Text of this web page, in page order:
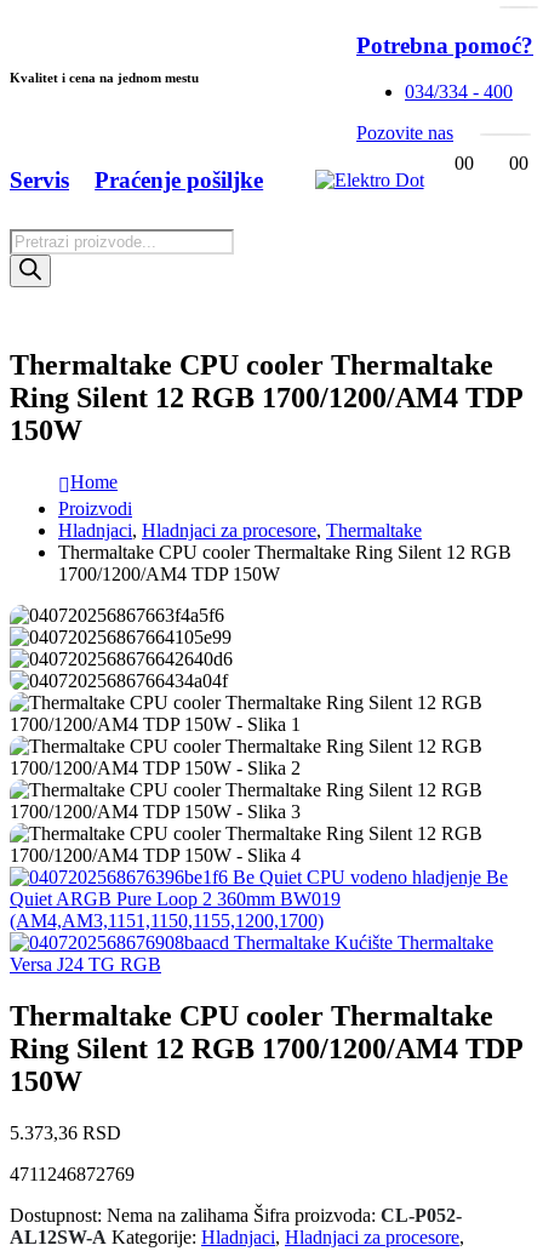
Kvalitet i cena na jednom mestu
Potrebna pomoć?
034/334 - 400
Pozovite nas
Products
search
Servis Praćenje pošiljke
00 00
Thermaltake CPU cooler Thermaltake
Ring Silent 12 RGB 1700/1200/AM4 TDP
150W
Home
Proizvodi
Hladnjaci, Hladnjaci za procesore, Thermaltake
Thermaltake CPU cooler Thermaltake Ring Silent 12 RGB
1700/1200/AM4 TDP 150W
Be Quiet CPU vodeno hladjenje Be
Quiet ARGB Pure Loop 2 360mm BW019
(AM4,AM3,1151,1150,1155,1200,1700)
Thermaltake Kućište Thermaltake
Versa J24 TG RGB
Thermaltake CPU cooler Thermaltake
Ring Silent 12 RGB 1700/1200/AM4 TDP
150W
5.373,36 RSD
4711246872769
Dostupnost: Nema na zalihama Šifra proizvoda: CL-P052-
AL12SW-A Kategorije: Hladnjaci, Hladnjaci za procesore,